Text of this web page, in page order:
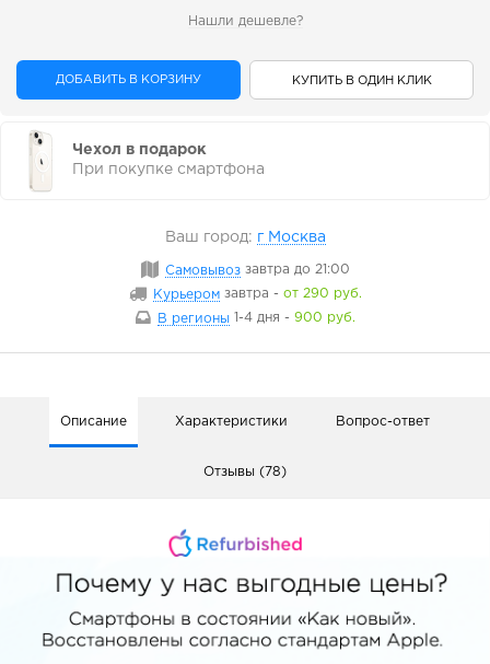
Нашли дешевле?
ДОБАВИТЬ В КОРЗИНУ КУПИТЬ В ОДИН КЛИК
Чехол в подарок
При покупке смартфона
Ваш город: г Москва
Самовывоз завтра до 21:00
Курьером завтра - от 290 руб.
В регионы
1-4 дня - 900 руб.
Описание Характеристики Вопрос-ответ
Отзывы (78)